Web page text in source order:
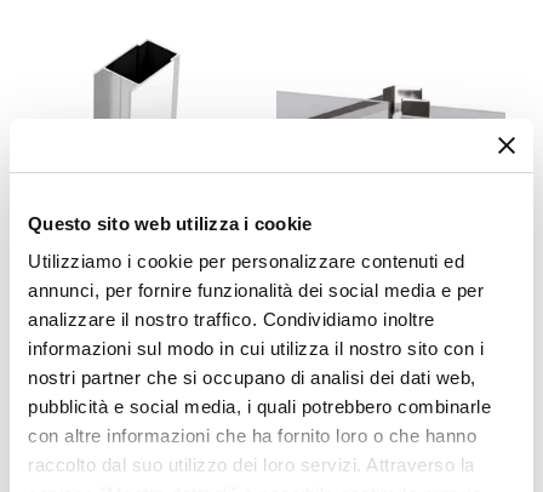
Questo sito web utilizza i cookie
Utilizziamo i cookie per personalizzare contenuti ed
annunci, per fornire funzionalità dei social media e per
analizzare il nostro traffico. Condividiamo inoltre
informazioni sul modo in cui utilizza il nostro sito con i
nostri partner che si occupano di analisi dei dati web,
pubblicità e social media, i quali potrebbero combinarle
con altre informazioni che ha fornito loro o che hanno
raccolto dal suo utilizzo dei loro servizi. Attraverso la
Entrata
Su lato lungo
Vetro temperato
Finitura Anta
Trasparente
Anticalcare
Si
Spessore Anta
6 mm
Materiale Profilo
Profilo di estensione per box
doccia 3,6 cm cromo -
Moritz e Flexy
€ 34,00
Braccio walk-in 100 cm
acciaio con gancio
appendino e sezione
quadrata cromo
€ 44,99